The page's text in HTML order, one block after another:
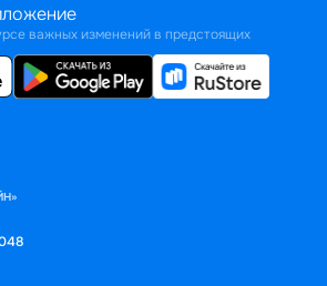
важных изменений в предстоящих